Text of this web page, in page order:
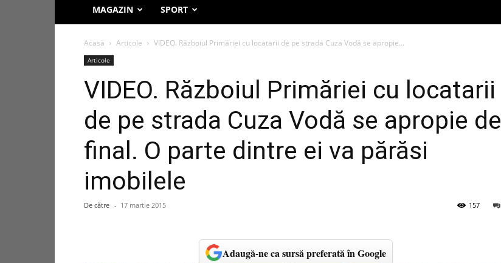
MAGAZIN SPORT
Acasă Articole VIDEO. Războiul Primăriei cu locatarii de pe strada Cuza Vodă se apropie...
Articole
VIDEO. Războiul Primăriei cu locatarii
de pe strada Cuza Vodă se apropie de
final. O parte dintre ei va părăsi
imobilele
De către - 17 martie 2015 157
Adaugă-ne ca sursă preferată în Google